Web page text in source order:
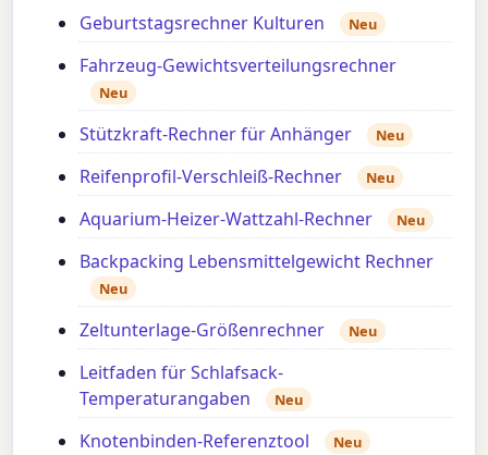
Geburtstagsrechner Kulturen Neu
Fahrzeug-Gewichtsverteilungsrechner
Neu
Stützkraft-Rechner für Anhänger Neu
Reifenprofil-Verschleiß-Rechner Neu
Aquarium-Heizer-Wattzahl-Rechner Neu
Backpacking Lebensmittelgewicht Rechner
Neu
Zeltunterlage-Größenrechner Neu
Leitfaden für Schlafsack-
Temperaturangaben
Neu
Knotenbinden-Referenztool Neu